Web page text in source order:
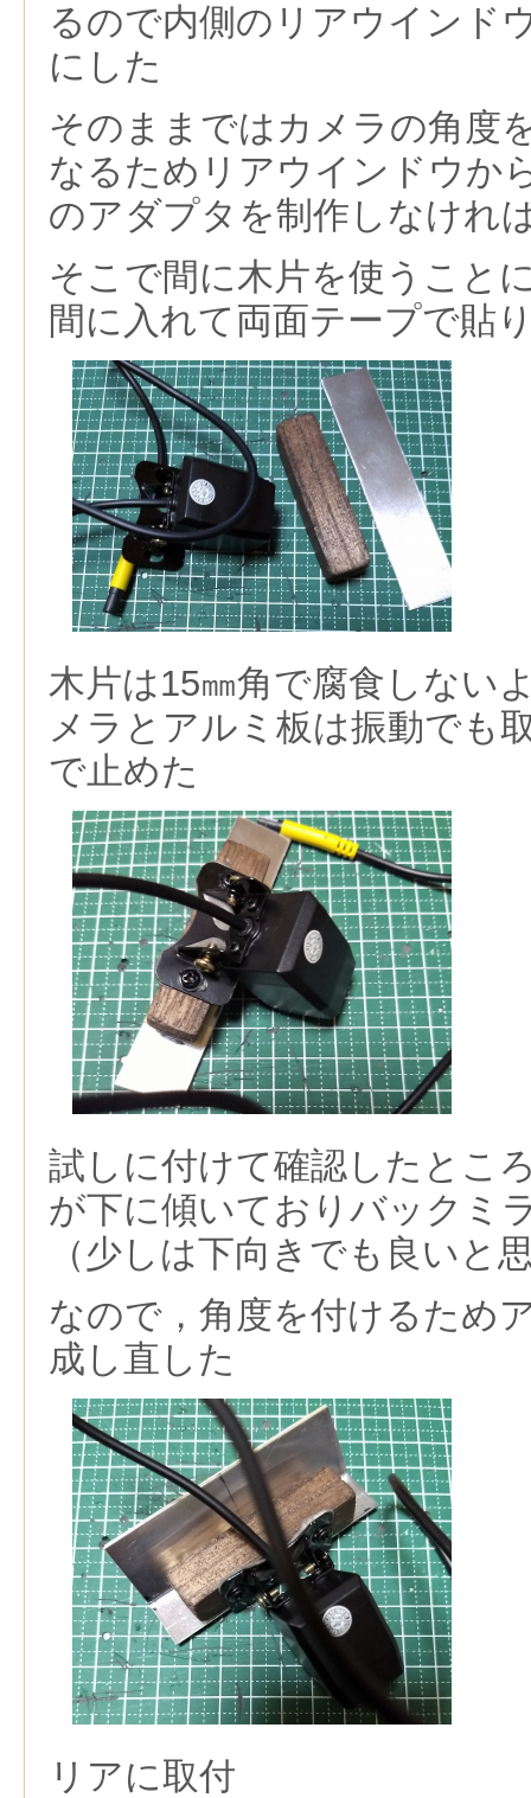
るので内側のリアウインド
にした
そのままではカメラの角度
なるためリアウインドウか
のアダプタを制作しなけれ
そこで間に木片を使うこと
間に入れて両面テープで貼
木片は15㎜角で腐食しない
メラとアルミ板は振動でも
で止めた
試しに付けて確認したとこ
が下に傾いておりバックミ
（少しは下向きでも良いと
なので，角度を付けるため
成し直した
リアに取付